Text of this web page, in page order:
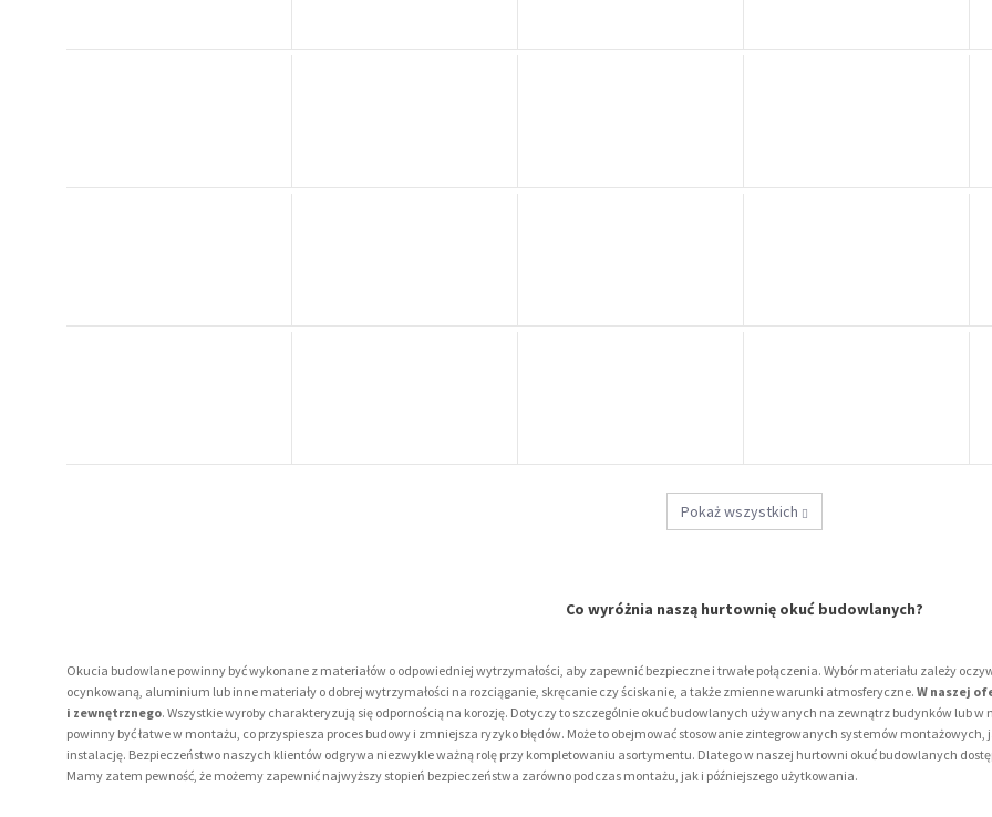
Pokaż wszystkich
Co wyróżnia naszą hurtownię okuć budowlanych?
Okucia budowlane powinny być wykonane z materiałów o odpowiedniej wytrzymałości, aby zapewnić bezpieczne i trwałe połączenia. Wybór materiału zależy
ocynkowaną, aluminium lub inne materiały o dobrej wytrzymałości na rozciąganie, skręcanie czy ściskanie, a także zmienne warunki atmosferyczne. W naszej
i zewnętrznego. Wszystkie wyroby charakteryzują się odpornością na korozję. Dotyczy to szczególnie okuć budowlanych używanych na zewnątrz budynków lub w
powinny być łatwe w montażu, co przyspiesza proces budowy i zmniejsza ryzyko błędów. Może to obejmować stosowanie zintegrowanych systemów
instalację. Bezpieczeństwo naszych klientów odgrywa niezwykle ważną rolę przy kompletowaniu asortymentu. Dlatego w naszej hurtowni okuć budowlanych
Mamy zatem pewność, że możemy zapewnić najwyższy stopień bezpieczeństwa zarówno podczas montażu, jak i późniejszego użytkowania.